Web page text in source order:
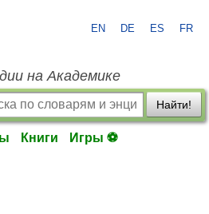
EN DE ES FR
на Академике
Найти!
Книги Игры ⚽